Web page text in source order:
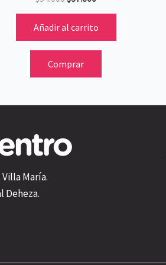
Añadir al carrito
Comprar
Villa María.
Deheza.